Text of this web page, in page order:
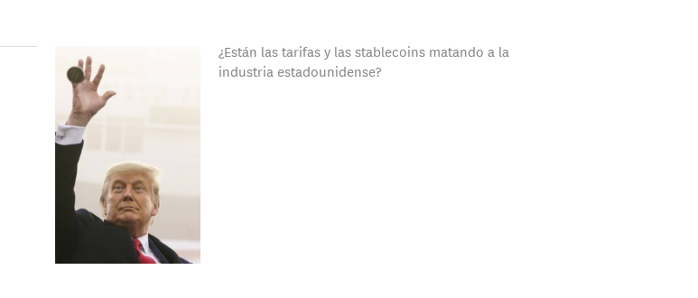
¿Están las tarifas y las stablecoins matando a la
industria estadounidense?